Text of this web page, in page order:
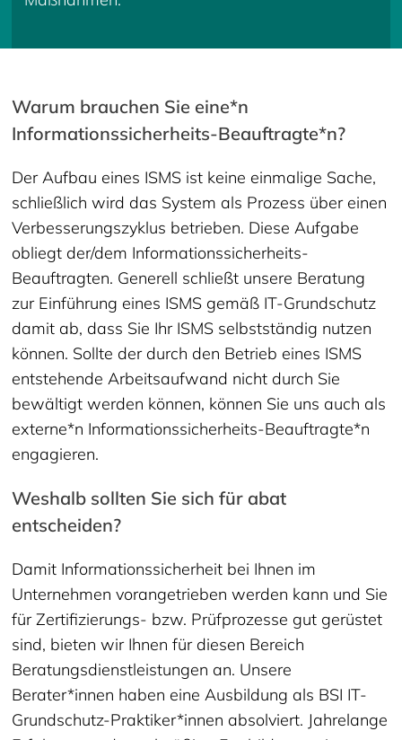
Warum brauchen Sie eine*n
Informationssicherheits-Beauftragte*n?
Der Aufbau eines ISMS ist keine einmalige Sache,
schließlich wird das System als Prozess über einen
Verbesserungszyklus betrieben. Diese Aufgabe
obliegt der/dem Informationssicherheits-
Beauftragten. Generell schließt unsere Beratung
zur Einführung eines ISMS gemäß IT-Grundschutz
damit ab, dass Sie Ihr ISMS selbstständig nutzen
können. Sollte der durch den Betrieb eines ISMS
entstehende Arbeitsaufwand nicht durch Sie
bewältigt werden können, können Sie uns auch als
externe*n Informationssicherheits-Beauftragte*n
engagieren.
Weshalb sollten Sie sich für abat
entscheiden?
Damit Informationssicherheit bei Ihnen im
Unternehmen vorangetrieben werden kann und Sie
für Zertifizierungs- bzw. Prüfprozesse gut gerüstet
sind, bieten wir Ihnen für diesen Bereich
Beratungsdienstleistungen an. Unsere
Berater*innen haben eine Ausbildung als BSI IT-
Grundschutz-Praktiker*innen absolviert. Jahrelange